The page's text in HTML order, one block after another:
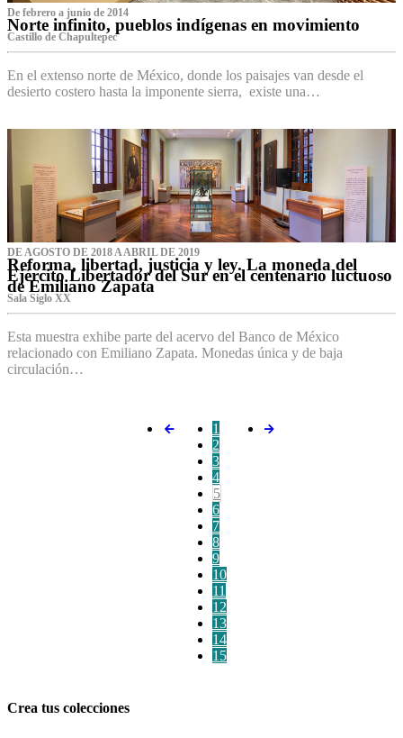
De febrero a junio de 2014
Norte infinito, pueblos indígenas en movimiento
Castillo de Chapultepec
En el extenso norte de México, donde los paisajes van desde el
desierto costero hasta la imponente sierra, existe una…
DE AGOSTO DE 2018 A ABRIL DE 2019
Reforma, libertad, justicia y ley. La moneda del
Ejército Libertador del Sur en el centenario luctuoso
de Emiliano Zapata
Sala Siglo XX
Esta muestra exhibe parte del acervo del Banco de México
relacionado con Emiliano Zapata. Monedas única y de baja
circulación…
1
2
3
4
5
6
7
8
9
10
11
12
13
14
15
Crea tus colecciones